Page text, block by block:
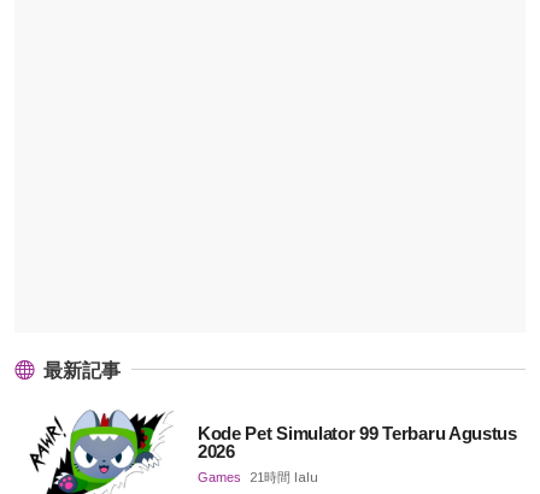
最新記事
Kode Pet Simulator 99 Terbaru Agustus
2026
Games 21時間 lalu